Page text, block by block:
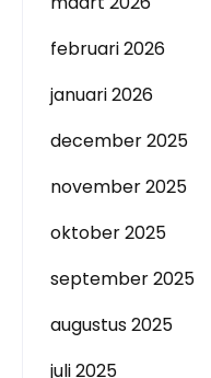
februari 2026
januari 2026
december 2025
november 2025
oktober 2025
september 2025
augustus 2025
juli 2025